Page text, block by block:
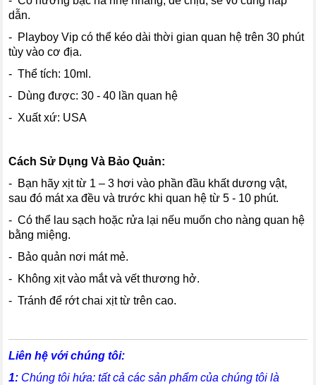
dẫn.
- Playboy Vip có thể kéo dài thời gian quan hệ trên 30 phút
tùy vào cơ địa.
- Thể tích: 10ml.
- Dùng được: 30 - 40 lần quan hệ
- Xuất xứ: USA
Cách Sử Dụng Và Bảo Quản:
- Bạn hãy xịt từ 1 – 3 hơi vào phần đầu khất dương vật,
sau đó mát xa đều và trước khi quan hệ từ 5 - 10 phút.
- Có thể lau sạch hoặc rửa lại nếu muốn cho nàng quan hệ
bằng miệng.
- Bảo quản nơi mát mẻ.
- Không xịt vào mắt và vết thương hở.
- Tránh để rớt chai xịt từ trên cao.
Liên hệ với chúng tôi:
1: Chúng tôi hứa: tất cả các sản phẩm của chúng tôi là